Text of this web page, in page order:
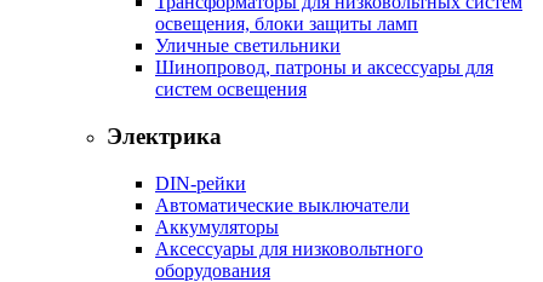
освещения, блоки защиты ламп
Уличные светильники
Шинопровод, патроны и аксессуары для
систем освещения
Электрика
DIN-рейки
Автоматические выключатели
Аккумуляторы
Аксессуары для низковольтного
оборудования